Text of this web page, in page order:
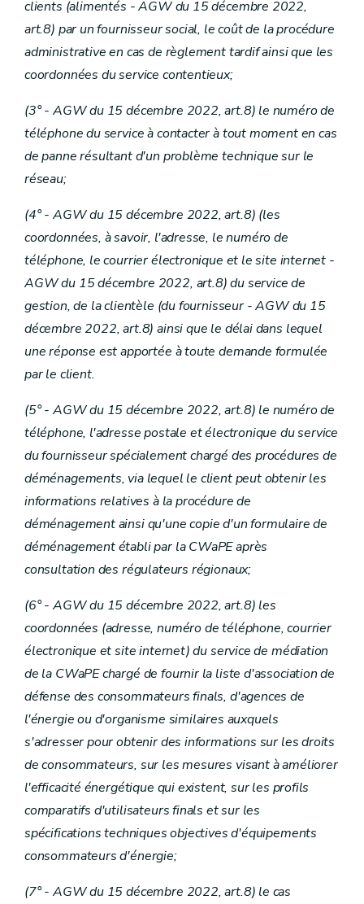
clients (alimentés - AGW du 15 décembre 2022,
art.8) par un fournisseur social, le coût de la procédure
administrative en cas de règlement tardif ainsi que les
coordonnées du service contentieux;
(3° - AGW du 15 décembre 2022, art.8) le numéro de
téléphone du service à contacter à tout moment en cas
de panne résultant d'un problème technique sur le
réseau;
(4° - AGW du 15 décembre 2022, art.8) (les
coordonnées, à savoir, l'adresse, le numéro de
téléphone, le courrier électronique et le site internet -
AGW du 15 décembre 2022, art.8) du service de
gestion, de la clientèle (du fournisseur - AGW du 15
décembre 2022, art.8) ainsi que le délai dans lequel
une réponse est apportée à toute demande formulée
par le client.
(5° - AGW du 15 décembre 2022, art.8) le numéro de
téléphone, l'adresse postale et électronique du service
du fournisseur spécialement chargé des procédures de
déménagements, via lequel le client peut obtenir les
informations relatives à la procédure de
déménagement ainsi qu'une copie d'un formulaire de
déménagement établi par la CWaPE après
consultation des régulateurs régionaux;
(6° - AGW du 15 décembre 2022, art.8) les
coordonnées (adresse, numéro de téléphone, courrier
électronique et site internet) du service de médiation
de la CWaPE chargé de fournir la liste d'association de
défense des consommateurs finals, d'agences de
l'énergie ou d'organisme similaires auxquels
s'adresser pour obtenir des informations sur les droits
de consommateurs, sur les mesures visant à améliorer
l'efficacité énergétique qui existent, sur les profils
comparatifs d'utilisateurs finals et sur les
spécifications techniques objectives d'équipements
consommateurs d'énergie;
(7° - AGW du 15 décembre 2022, art.8) le cas